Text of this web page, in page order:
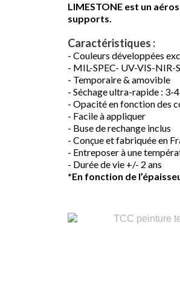
LIMESTONE est un
supports.
Caractéristiques :
- Couleurs développées
- MIL-SPEC- UV-VIS-NIR-
- Temporaire & amovible
- Séchage ultra-rapide : 3-
- Opacité en fonction des
- Facile à appliquer
- Buse de rechange inclus
- Conçue et fabriquée en
- Entreposer à une
- Durée de vie +/- 2 ans
*En fonction de